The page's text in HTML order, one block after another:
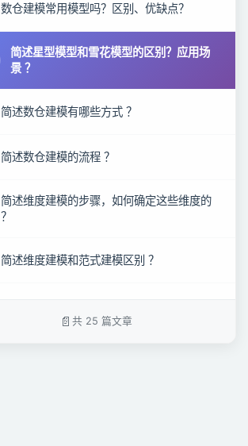
数仓建模常用模型吗？区别、优缺点？
简述星型模型和雪花模型的区别？应用场
景 ？
简述数仓建模有哪些方式 ？
简述数仓建模的流程 ？
简述维度建模的步骤，如何确定这些维度的
？
简述维度建模和范式建模区别 ？
共 25 篇文章